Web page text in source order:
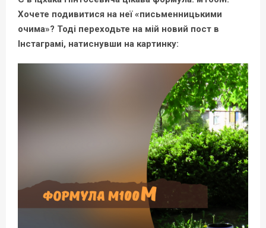
Хочете подивитися на неї «письменницькими
очима»? Тоді переходьте на мій новий пост в
Інстаграмі, натиснувши на картинку: